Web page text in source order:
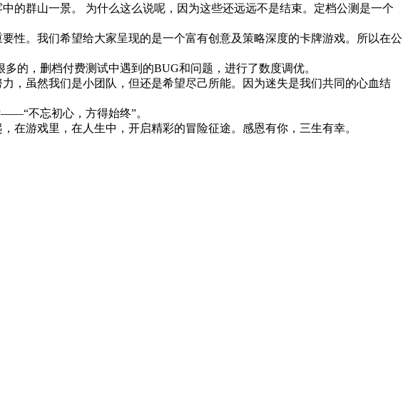
的群山一景。 为什么这么说呢，因为这些还远远不是结束。定档公测是一个
性。我们希望给大家呈现的是一个富有创意及策略深度的卡牌游戏。所以在公
的，删档付费测试中遇到的BUG和问题，进行了数度调优。
，虽然我们是小团队，但还是希望尽己所能。因为迷失是我们共同的心血结
不忘初心，方得始终”。
在游戏里，在人生中，开启精彩的冒险征途。感恩有你，三生有幸。